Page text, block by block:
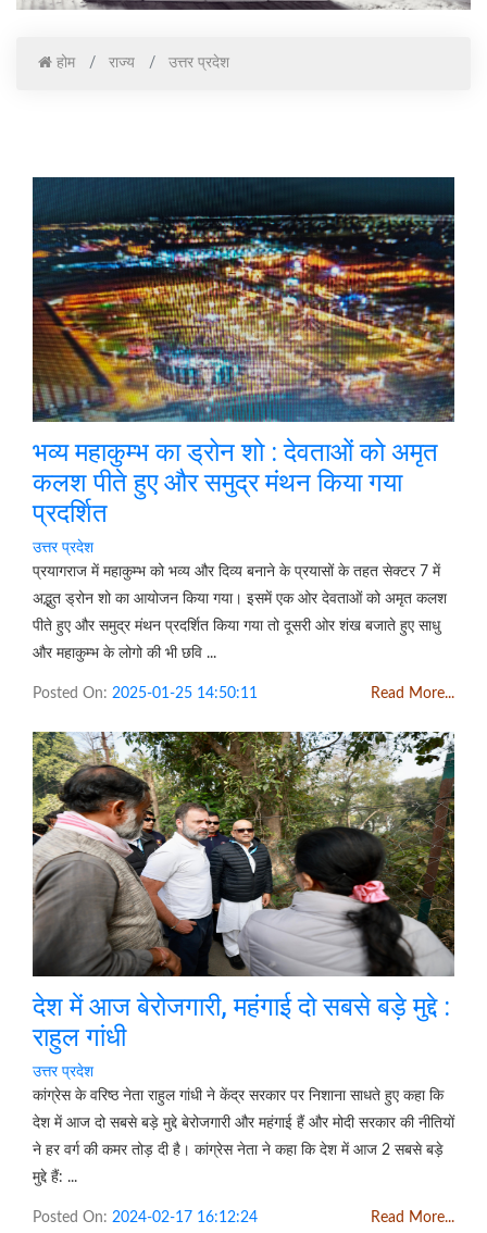
होम राज्य उत्तर प्रदेश
भव्य महाकुम्भ का ड्रोन शो : देवताओं को अमृत
कलश पीते हुए और समुद्र मंथन किया गया
प्रदर्शित
उत्तर प्रदेश
प्रयागराज में महाकुम्भ को भव्य और दिव्य बनाने के प्रयासों के तहत सेक्टर 7 में
अद्भुत ड्रोन शो का आयोजन किया गया। इसमें एक ओर देवताओं को अमृत कलश
पीते हुए और समुद्र मंथन प्रदर्शित किया गया तो दूसरी ओर शंख बजाते हुए साधु
और महाकुम्भ के लोगो की भी छवि ...
Posted On: 2025-01-25 14:50:11 Read More...
देश में आज बेरोजगारी, महंगाई दो सबसे बड़े मुद्दे :
राहुल गांधी
उत्तर प्रदेश
कांग्रेस के वरिष्ठ नेता राहुल गांधी ने केंद्र सरकार पर निशाना साधते हुए कहा कि
देश में आज दो सबसे बड़े मुद्दे बेरोजगारी और महंगाई हैं और मोदी सरकार की नीतियों
ने हर वर्ग की कमर तोड़ दी है। कांग्रेस नेता ने कहा कि देश में आज 2 सबसे बड़े
मुद्दे हैं: ...
Posted On: 2024-02-17 16:12:24 Read More...